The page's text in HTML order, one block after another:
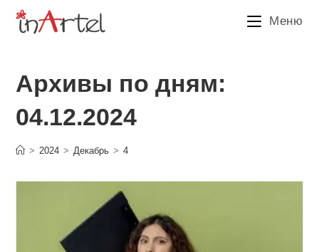
Перейти
Меню
Архивы по дням:
04.12.2024
> 2024 > Декабрь > 4